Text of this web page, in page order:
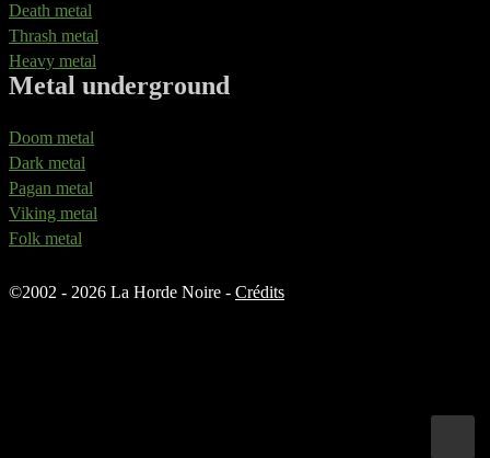
Death metal
Thrash metal
Heavy metal
Metal underground
Doom metal
Dark metal
Pagan metal
Viking metal
Folk metal
©2002 - 2026 La Horde Noire - Crédits